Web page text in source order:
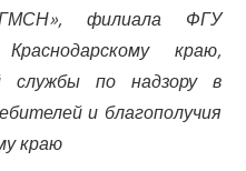
филиала ФГУ
краю,
службы по надзору в
и благополучия
краю